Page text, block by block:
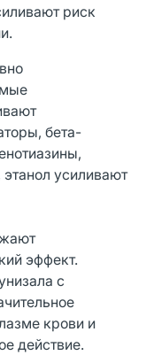
риск
бета-
усиливают
эффект.
с
крови и
действие.